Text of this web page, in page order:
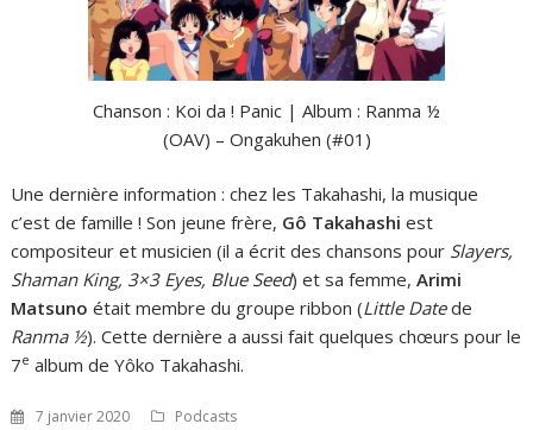
Chanson : Koi da ! Panic | Album : Ranma ½
(OAV) – Ongakuhen (#01)
Une dernière information : chez les Takahashi, la musique
c’est de famille ! Son jeune frère, Gô Takahashi est
compositeur et musicien (il a écrit des chansons pour Slayers,
Shaman King, 3×3 Eyes, Blue Seed) et sa femme,Arimi
Matsuno était membre du groupe ribbon (Little Datede
Ranma ½). Cette dernière a aussi fait quelques chœurs pour le
7e album de Yôko Takahashi.
7 janvier 2020
Podcasts